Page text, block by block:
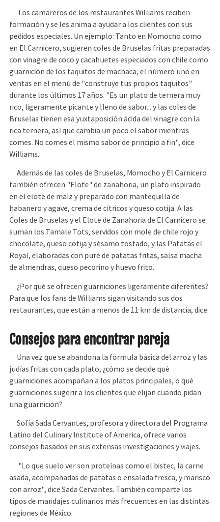
Los camareros de los restaurantes Williams reciben
formación y se les anima a ayudar a los clientes con sus
pedidos especiales. Un ejemplo: Tanto en Momocho como
en El Carnicero, sugieren coles de Bruselas fritas preparadas
con vinagre de coco y cacahuetes especiados con chile como
guarnición de los taquitos de machaca, el número uno en
ventas en el menú de "construye tus propios taquitos"
durante los últimos 17 años. "Es un plato de ternera muy
rico, ligeramente picante y lleno de sabor... y las coles de
Bruselas tienen esa yuxtaposición ácida del vinagre con la
rica ternera, así que cambia un poco el sabor mientras
comes. No comes el mismo sabor de principio a fin", dice
Williams.
Además de las coles de Bruselas, Momocho y El Carnicero
también ofrecen "Elote" de zanahoria, un plato inspirado
en el elote de maíz y preparado con mantequilla de
habanero y agave, crema de cítricos y queso cotija. A las
Coles de Bruselas y el Elote de Zanahoria de El Carnicero se
suman los Tamale Tots, servidos con mole de chile rojo y
chocolate, queso cotija y sésamo tostado, y las Patatas el
Royal, elaboradas con puré de patatas fritas, salsa macha
de almendras, queso pecorino y huevo frito.
¿Por qué se ofrecen guarniciones ligeramente diferentes?
Para que los fans de Williams sigan visitando sus dos
restaurantes, que están a menos de 11 km de distancia, dice.
Consejos para encontrar pareja
Una vez que se abandona la fórmula básica del arroz y las
judías fritas con cada plato, ¿cómo se decide qué
guarniciones acompañan a los platos principales, o qué
guarniciones sugerir a los clientes que elijan cuando pidan
una guarnición?
Sofía Sada Cervantes, profesora y directora del Programa
Latino del Culinary Institute of America, ofrece varios
consejos basados en sus extensas investigaciones y viajes.
"Lo que suelo ver son proteínas como el bistec, la carne
asada, acompañadas de patatas o ensalada fresca, y marisco
con arroz", dice Sada Cervantes. También comparte los
tipos de maridajes culinarios más frecuentes en las distintas
regiones de México.